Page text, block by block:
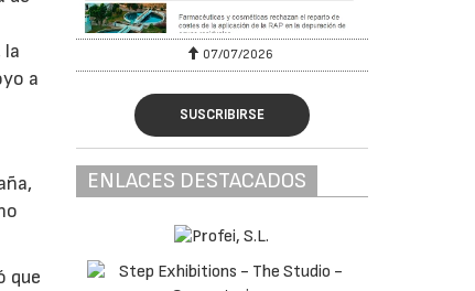
a
que
07/07/2026
SUSCRIBIRSE
ENLACES DESTACADOS